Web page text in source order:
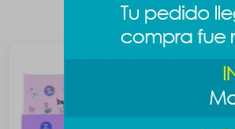
Productos